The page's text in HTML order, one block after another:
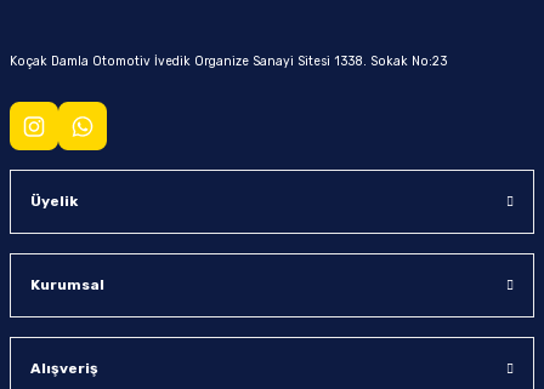
Koçak Damla Otomotiv İvedik Organize Sanayi Sitesi 1338. Sokak No:23
Üyelik
Kurumsal
Alışveriş